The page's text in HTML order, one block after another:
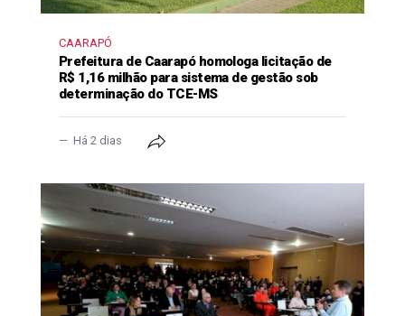
CAARAPÓ
Prefeitura de Caarapó homologa licitação de
R$ 1,16 milhão para sistema de gestão sob
determinação do TCE-MS
Há 2 dias